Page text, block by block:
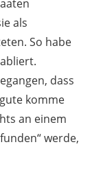
als
So habe
dass
komme
an einem
werde,